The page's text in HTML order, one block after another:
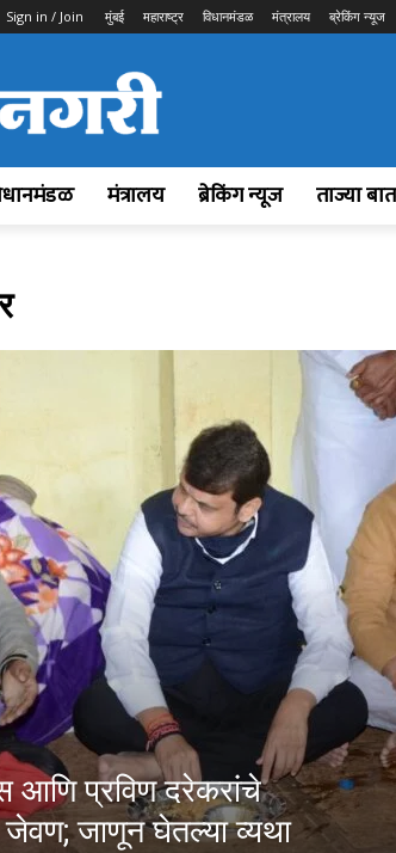
Sign in / Join मुंबई महाराष्ट्र विधानमंडळ मंत्रालय ब्रेकिंग न्यूज
मंत्रालय ब्रेकिंग न्यूज ताज्या
आणि प्रविण दरेकरांचे
जेवण; जाणून घेतल्या व्यथा